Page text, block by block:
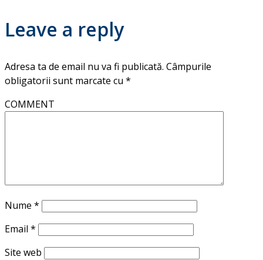
Leave a reply
Adresa ta de email nu va fi publicată. Câmpurile
obligatorii sunt marcate cu *
COMMENT
Nume *
Email *
Site web